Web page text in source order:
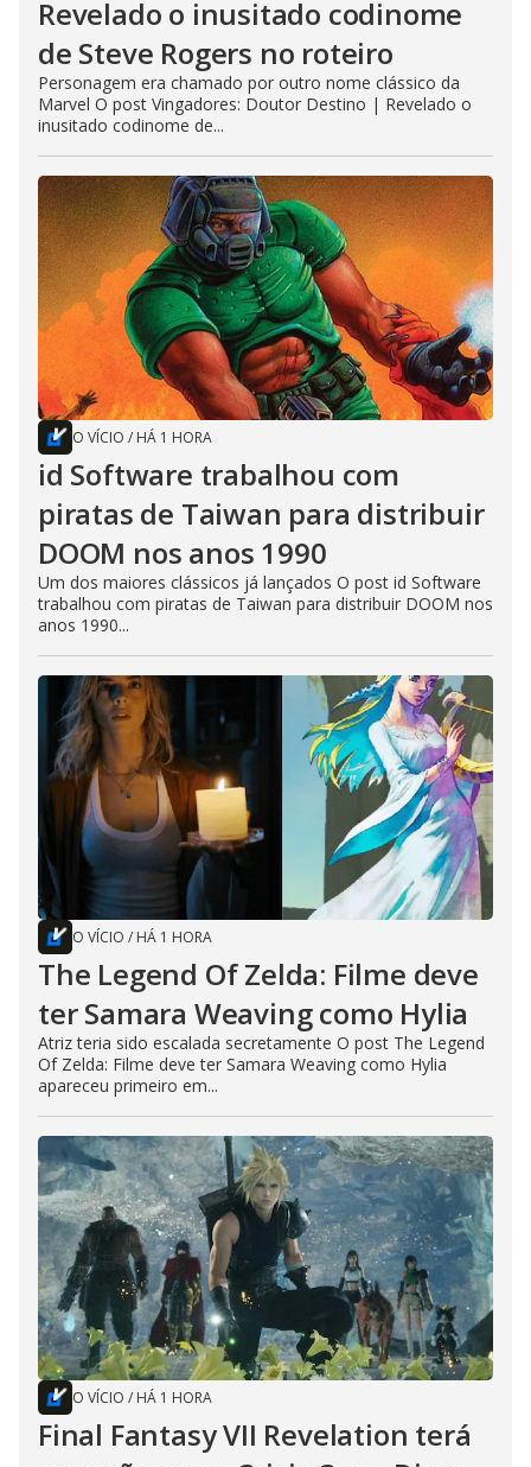
Revelado o inusitado codinome
de Steve Rogers no roteiro
Personagem era chamado por outro nome clássico da
Marvel O post Vingadores: Doutor Destino | Revelado o
inusitado codinome de...
O VÍCIO / HÁ 1 HORA
id Software trabalhou com
piratas de Taiwan para distribuir
DOOM nos anos 1990
Um dos maiores clássicos já lançados O post id Software
trabalhou com piratas de Taiwan para distribuir DOOM nos
anos 1990...
O VÍCIO / HÁ 1 HORA
The Legend Of Zelda: Filme deve
ter Samara Weaving como Hylia
Atriz teria sido escalada secretamente O post The Legend
Of Zelda: Filme deve ter Samara Weaving como Hylia
apareceu primeiro em...
O VÍCIO / HÁ 1 HORA
Final Fantasy VII Revelation terá